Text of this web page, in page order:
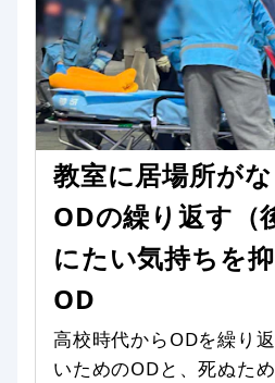
教室に居場所が
ODの繰り返す（
にたい気持ちを
OD
高校時代からODを繰り
いためのODと、死ぬた